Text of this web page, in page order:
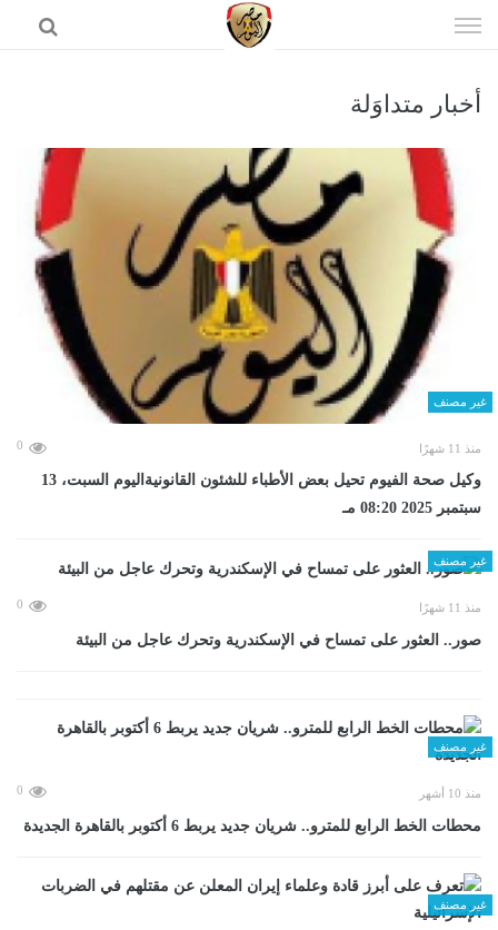
الى
أخبار متداوَلة
غير مصنف
منذ 11 شهرًا 0
وكيل صحة الفيوم تحيل بعض الأطباء للشئون القانونيةاليوم السبت، 13
سبتمبر 2025 08:20 مـ
غير مصنف
منذ 11 شهرًا 0
صور.. العثور على تمساح في الإسكندرية وتحرك عاجل من البيئة
غير مصنف
منذ 10 أشهر 0
محطات الخط الرابع للمترو.. شريان جديد يربط 6 أكتوبر بالقاهرة الجديدة
غير مصنف